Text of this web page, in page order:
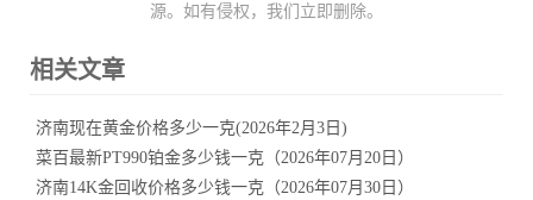
源。如有侵权，我们立即删除。
相关文章
济南现在黄金价格多少一克(2026年2月3日)
菜百最新PT990铂金多少钱一克（2026年07月20日）
济南14K金回收价格多少钱一克（2026年07月30日）